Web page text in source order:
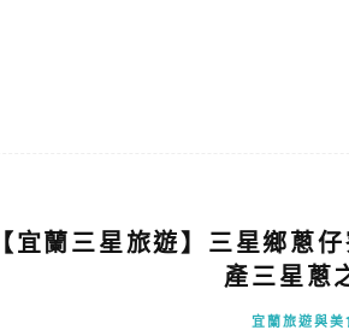
【宜蘭三星旅遊】三星鄉蔥
產三星蔥
宜蘭旅遊與美